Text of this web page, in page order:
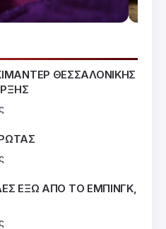
ΘΕΣΣΑΛΟΝΙΚΗΣ
ΕΞΩ ΑΠΟ ΤΟ ΕΜΠΙΝΓΚ,